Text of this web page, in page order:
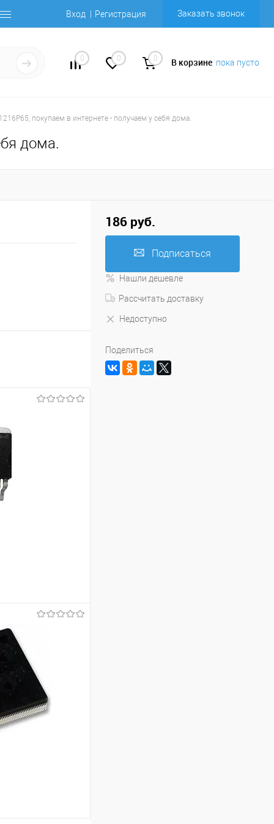
Вход Регистрация Заказать звонок
0 0 0 В корзине пока пусто
покупаем в интернете - получаем у себя дома.
дома.
В наличии
186 руб.
Подписаться
Нашли дешевле
Рассчитать доставку
Недоступно
Поделиться